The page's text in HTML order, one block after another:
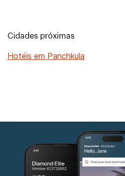
Cidades próximas
Hotéis em Panchkula